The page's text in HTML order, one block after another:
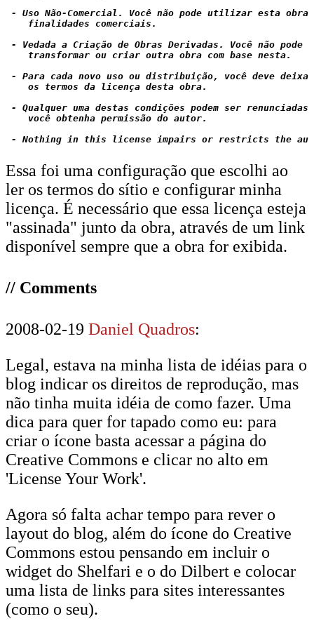
- Uso Não-Comercial. Você não pode utilizar esta obra
    finalidades comerciais.
- Vedada a Criação de Obras Derivadas. Você não
    transformar ou criar outra obra com base nesta.
- Para cada novo uso ou distribuição, você deve
    os termos da licença desta obra.
- Qualquer uma destas condições podem ser
    você obtenha permissão do autor.
Essa foi uma configuração que escolhi ao
ler os termos do sítio e configurar minha
licença. É necessário que essa licença esteja
"assinada" junto da obra, através de um link
disponível sempre que a obra for exibida.
// Comments
2008-02-19 Daniel Quadros:
Legal, estava na minha lista de idéias para o
blog indicar os direitos de reprodução, mas
não tinha muita idéia de como fazer. Uma
dica para quer for tapado como eu: para
criar o ícone basta acessar a página do
Creative Commons e clicar no alto em
'License Your Work'.
Agora só falta achar tempo para rever o
layout do blog, além do ícone do Creative
Commons estou pensando em incluir o
widget do Shelfari e o do Dilbert e colocar
uma lista de links para sites interessantes
(como o seu).